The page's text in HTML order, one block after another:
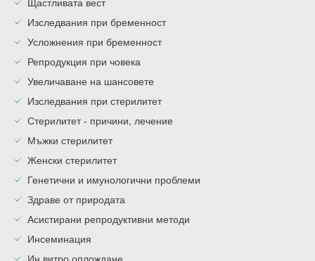
Изследвания при бременност
Усложнения при бременност
Репродукция при човека
Увеличаване на шансовете
Изследвания при стерилитет
Стерилитет - причини, лечение
Мъжки стерилитет
Женски стерилитет
Генетични и имунологични проблеми
Здраве от природата
Асистирани репродуктивни методи
Инсеминация
Ин витро оплождане